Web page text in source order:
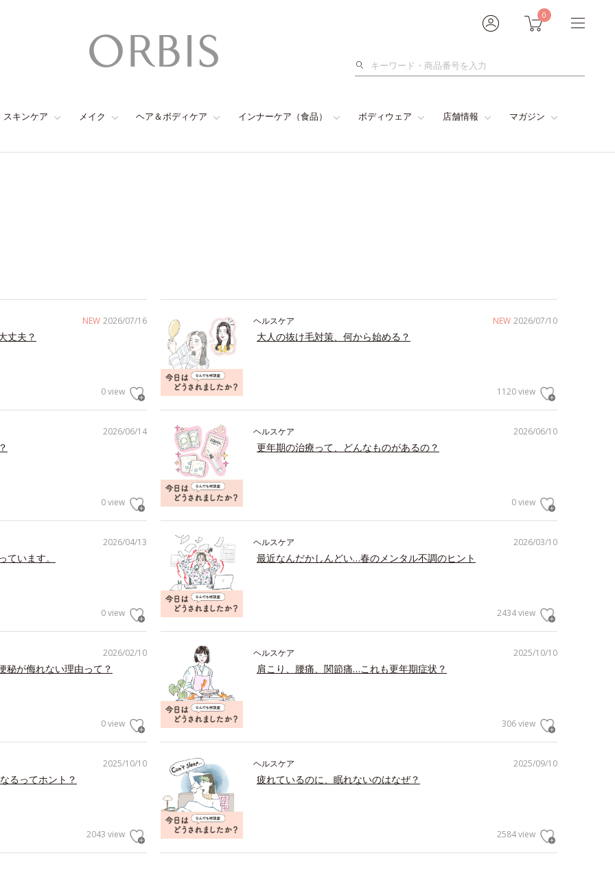
0
検
スキンケア メイク ヘア＆ボディケア インナーケア（食品） ボディウェア 店舗情報 マガジン
NEW 2026/07/16
丈夫？
0 view
NEW 2026/07/10
ヘルスケア
大人の抜け毛対策、何から始める？
1120 view
2026/06/14
0 view
2026/06/10
ヘルスケア
更年期の治療って、どんなものがあるの？
0 view
2026/04/13
います。
0 view
2026/03/10
ヘルスケア
最近なんだかしんどい…春のメンタル不調のヒント
2434 view
2026/02/10
秘が侮れない理由って？
0 view
2025/10/10
ヘルスケア
肩こり、腰痛、関節痛…これも更年期症状？
306 view
2025/10/10
るってホント？
2043 view
2025/09/10
ヘルスケア
疲れているのに、眠れないのはなぜ？
2584 view